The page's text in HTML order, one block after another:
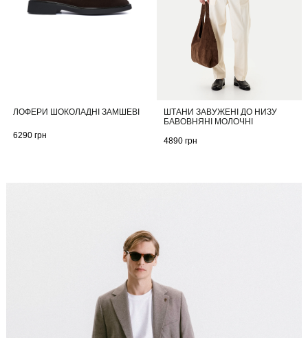
ЛОФЕРИ ШОКОЛАДНІ ЗАМШЕВІ
6290 грн
ШТАНИ ЗАВУЖЕНІ ДО НИЗУ
БАВОВНЯНІ МОЛОЧНІ
4890 грн